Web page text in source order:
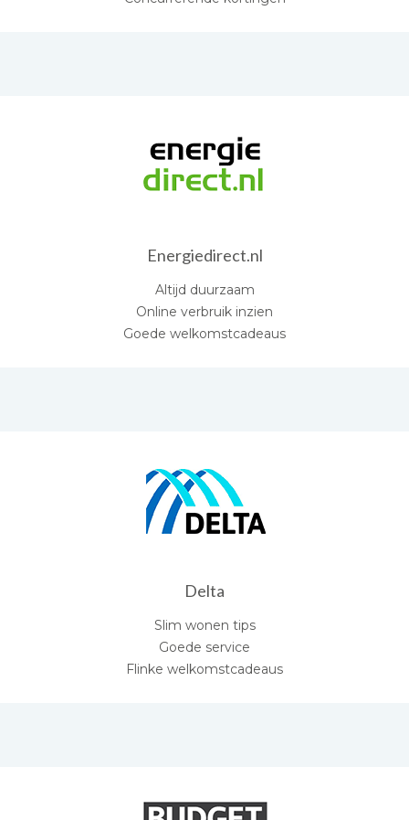
Energiedirect.nl
Altijd duurzaam
Online verbruik inzien
Goede welkomstcadeaus
Delta
Slim wonen tips
Goede service
Flinke welkomstcadeaus